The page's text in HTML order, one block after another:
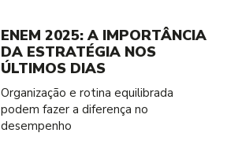
ENEM 2025: A IMPORTÂNCIA
DA ESTRATÉGIA NOS
ÚLTIMOS DIAS
Organização e rotina equilibrada
podem fazer a diferença no
desempenho